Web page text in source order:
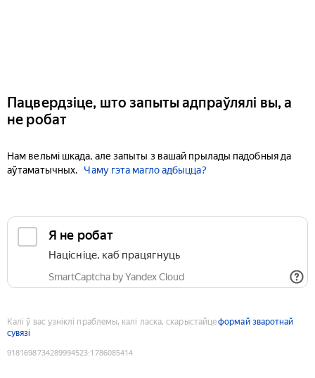
Пацвердзіце, што запыты адпраўлялі вы, а
не робат
Нам вельмі шкада, але запыты з вашай прылады падобныя да
аўтаматычных.
Чаму гэта магло адбыцца?
Я не робат
Націсніце, каб працягнуць
SmartCaptcha by Yandex Cloud
Калі ў вас узніклі праблемы, калі ласка, скарыстайцеформай зваротнай
сувязі
9181698734289994523:1786085414